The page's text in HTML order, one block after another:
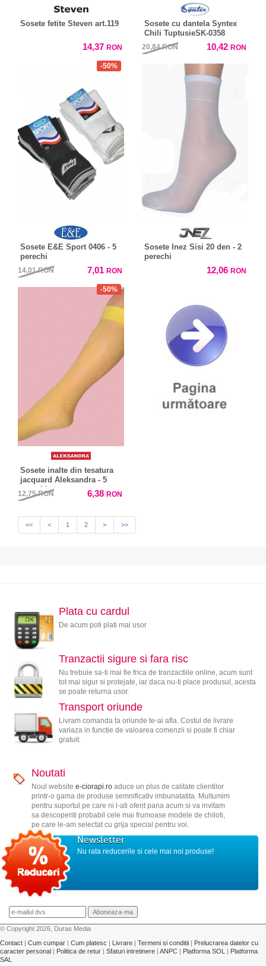
Sosete fetite Steven art.119
14,37 RON
Sosete cu dantela Syntex
Chili TuptusieSK-0358
20,84RON 10,42 RON
-50%
Sosete E&E Sport 0406 - 5
perechi
14,01RON 7,01 RON
Sosete Inez Sisi 20 den - 2
perechi
12,06 RON
-50%
Sosete inalte din tesatura
jacquard Aleksandra - 5
perechi
12,75RON 6,38 RON
<< < 1 2 > >>
Plata cu cardul
De acum poti plati mai usor
Tranzactii sigure si fara risc
Nu trebuie sa-ti mai fie frica de tranzactiile online, acum sunt
tot mai sigur si protejate, iar daca nu-ti place produsul, acesta
se poate returna usor.
Transport oriunde
Livram comanda ta oriunde te-ai afla. Costul de livrare
variaza in functie de valoarea comenzii si poate fi chiar
gratuit.
Noutati
Noul website e-ciorapi.roaduce un plus de calitate clientilor
printr-o gama de produse semnificativ imbunatatita. Multumim
pentru suportul pe care ni l-ati oferit pana acum si va invitam
sa descoperiti probabil cele mai frumoase modele de chiloti,
pe care le-am selectat cu grija special pentru voi.
Newsletter
Nu rata reducerile si cele mai noi produse!
© Copyright 2026, Duras Media
Contact | Cum cumpar | Cum platesc | Livrare | Termeni si conditii | Prelucrarea datelor cu
caracter personal | Politica de retur | Sfaturi intretinere | ANPC | Platforma SOL | Platforma
SAL